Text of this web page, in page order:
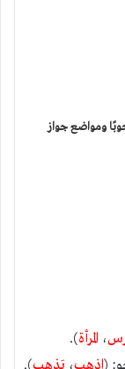
ومواضع جواز
، المرأة).